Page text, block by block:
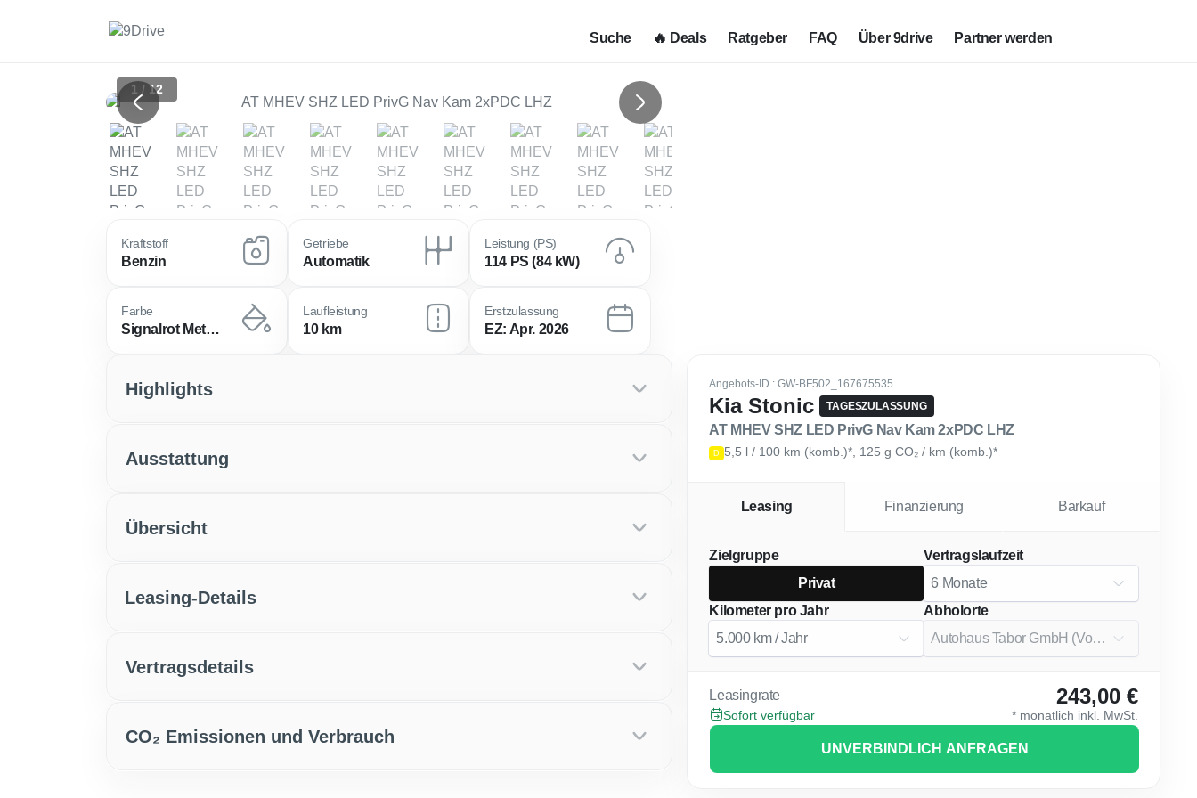
Suche 🔥 Deals Ratgeber FAQ Über 9drive Partner werden
Previous Next
1 / 12
Kraftstoff
Benzin
Getriebe
Automatik
Leistung (PS)
114 PS (84 kW)
Farbe
Signalrot Metallic
Laufleistung
10 km
Erstzulassung
EZ: Apr. 2026
Angebots-ID : GW-BF502_167675535
Kia Stonic TAGESZULASSUNG
AT MHEV SHZ LED PrivG Nav Kam 2xPDC LHZ
D 5,5 l / 100 km (komb.)*, 125 g CO₂ / km (komb.)*
Leasing Finanzierung Barkauf
Zielgruppe
Privat
Vertragslaufzeit
Kilometer pro Jahr Abholorte
Leasingrate
Sofort verfügbar
243,00 €
* monatlich inkl. MwSt.
UNVERBINDLICH ANFRAGEN
Highlights
Ausstattung
Übersicht
Leasing-Details
Vertragsdetails
CO₂ Emissionen und Verbrauch